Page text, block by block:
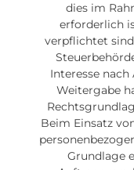
dies im
erforderlich
verpflichtet
Interesse nach
Weitergabe
Beim Einsatz
Grundlage